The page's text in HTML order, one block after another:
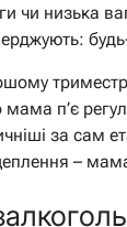
чи низька
п’є
за сам
–